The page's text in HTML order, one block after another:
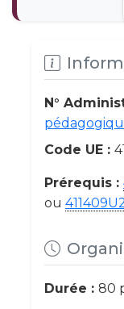
N°
Code UE :
Prérequis :
ou
Durée : 80